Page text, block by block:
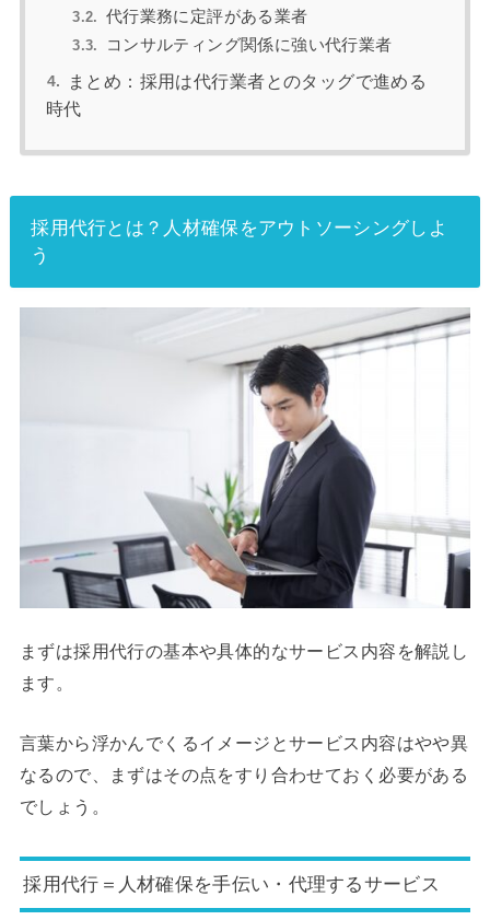
代行業務に定評がある業者
コンサルティング関係に強い代行業者
まとめ：採用は代行業者とのタッグで進める
時代
採用代行とは？人材確保をアウトソーシングしよ
う
まずは採用代行の基本や具体的なサービス内容を解説し
ます。
言葉から浮かんでくるイメージとサービス内容はやや異
なるので、まずはその点をすり合わせておく必要がある
でしょう。
採用代行＝人材確保を手伝い・代理するサービス